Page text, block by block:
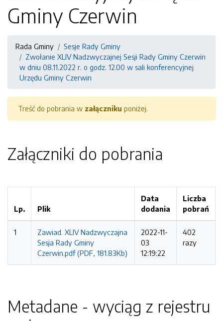
Gminy Czerwin
Rada Gminy
Sesje Rady Gminy
Zwołanie XLIV Nadzwyczajnej Sesji Rady Gminy Czerwin
w dniu 08.11.2022 r. o godz. 12.00 w sali konferencyjnej
Urzędu Gminy Czerwin
Treść do pobrania w załączniku poniżej.
Załączniki do pobrania
Lp. Plik
Data
dodania
Liczba
pobrań
1
Zawiad. XLIV Nadzwyczajna
Sesja Rady Gminy
Czerwin.pdf (PDF, 181.83Kb)
2022-11-
03
12:19:22
402
razy
Metadane - wyciąg z rejestru